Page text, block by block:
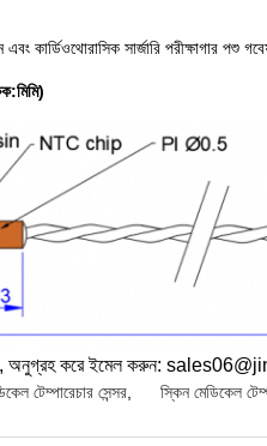
এবং কার্ডিওথোরাসিক সার্জারি পরীক্ষাগার পশু
করে ইমেল করুন:
টেম্পারেচার সেন্সর স্কিন মেডিকেল